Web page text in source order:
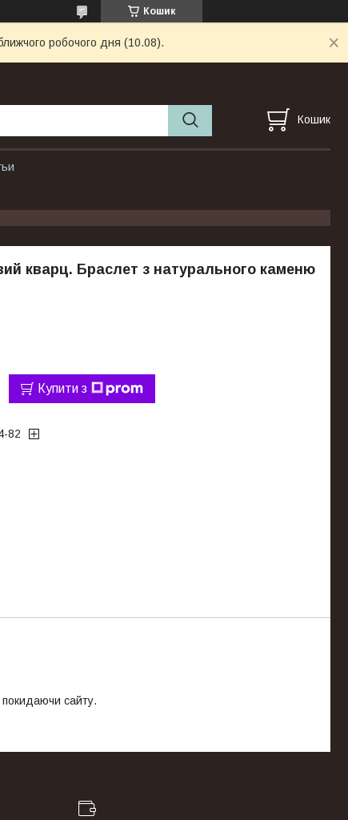
Кошик
робочого дня (10.08).
Кошик
кварц. Браслет з натурального каменю
Купити з
82
покидаючи сайту.